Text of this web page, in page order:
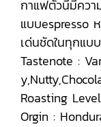
กาแฟตัวนี้มีควา
แบบespresso
เด่นชัดในทุกแ
Tastenote :
Roasting
Orgin :